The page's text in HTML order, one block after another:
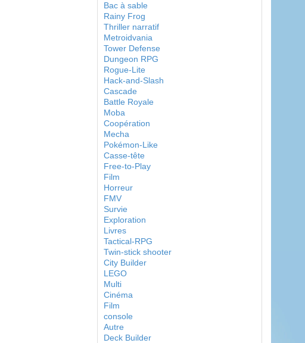
Bac à sable
Rainy Frog
Thriller narratif
Metroidvania
Tower Defense
Dungeon RPG
Rogue-Lite
Hack-and-Slash
Cascade
Battle Royale
Moba
Coopération
Mecha
Pokémon-Like
Casse-tête
Free-to-Play
Film
Horreur
FMV
Survie
Exploration
Livres
Tactical-RPG
Twin-stick shooter
City Builder
LEGO
Multi
Cinéma
Film
console
Autre
Deck Builder